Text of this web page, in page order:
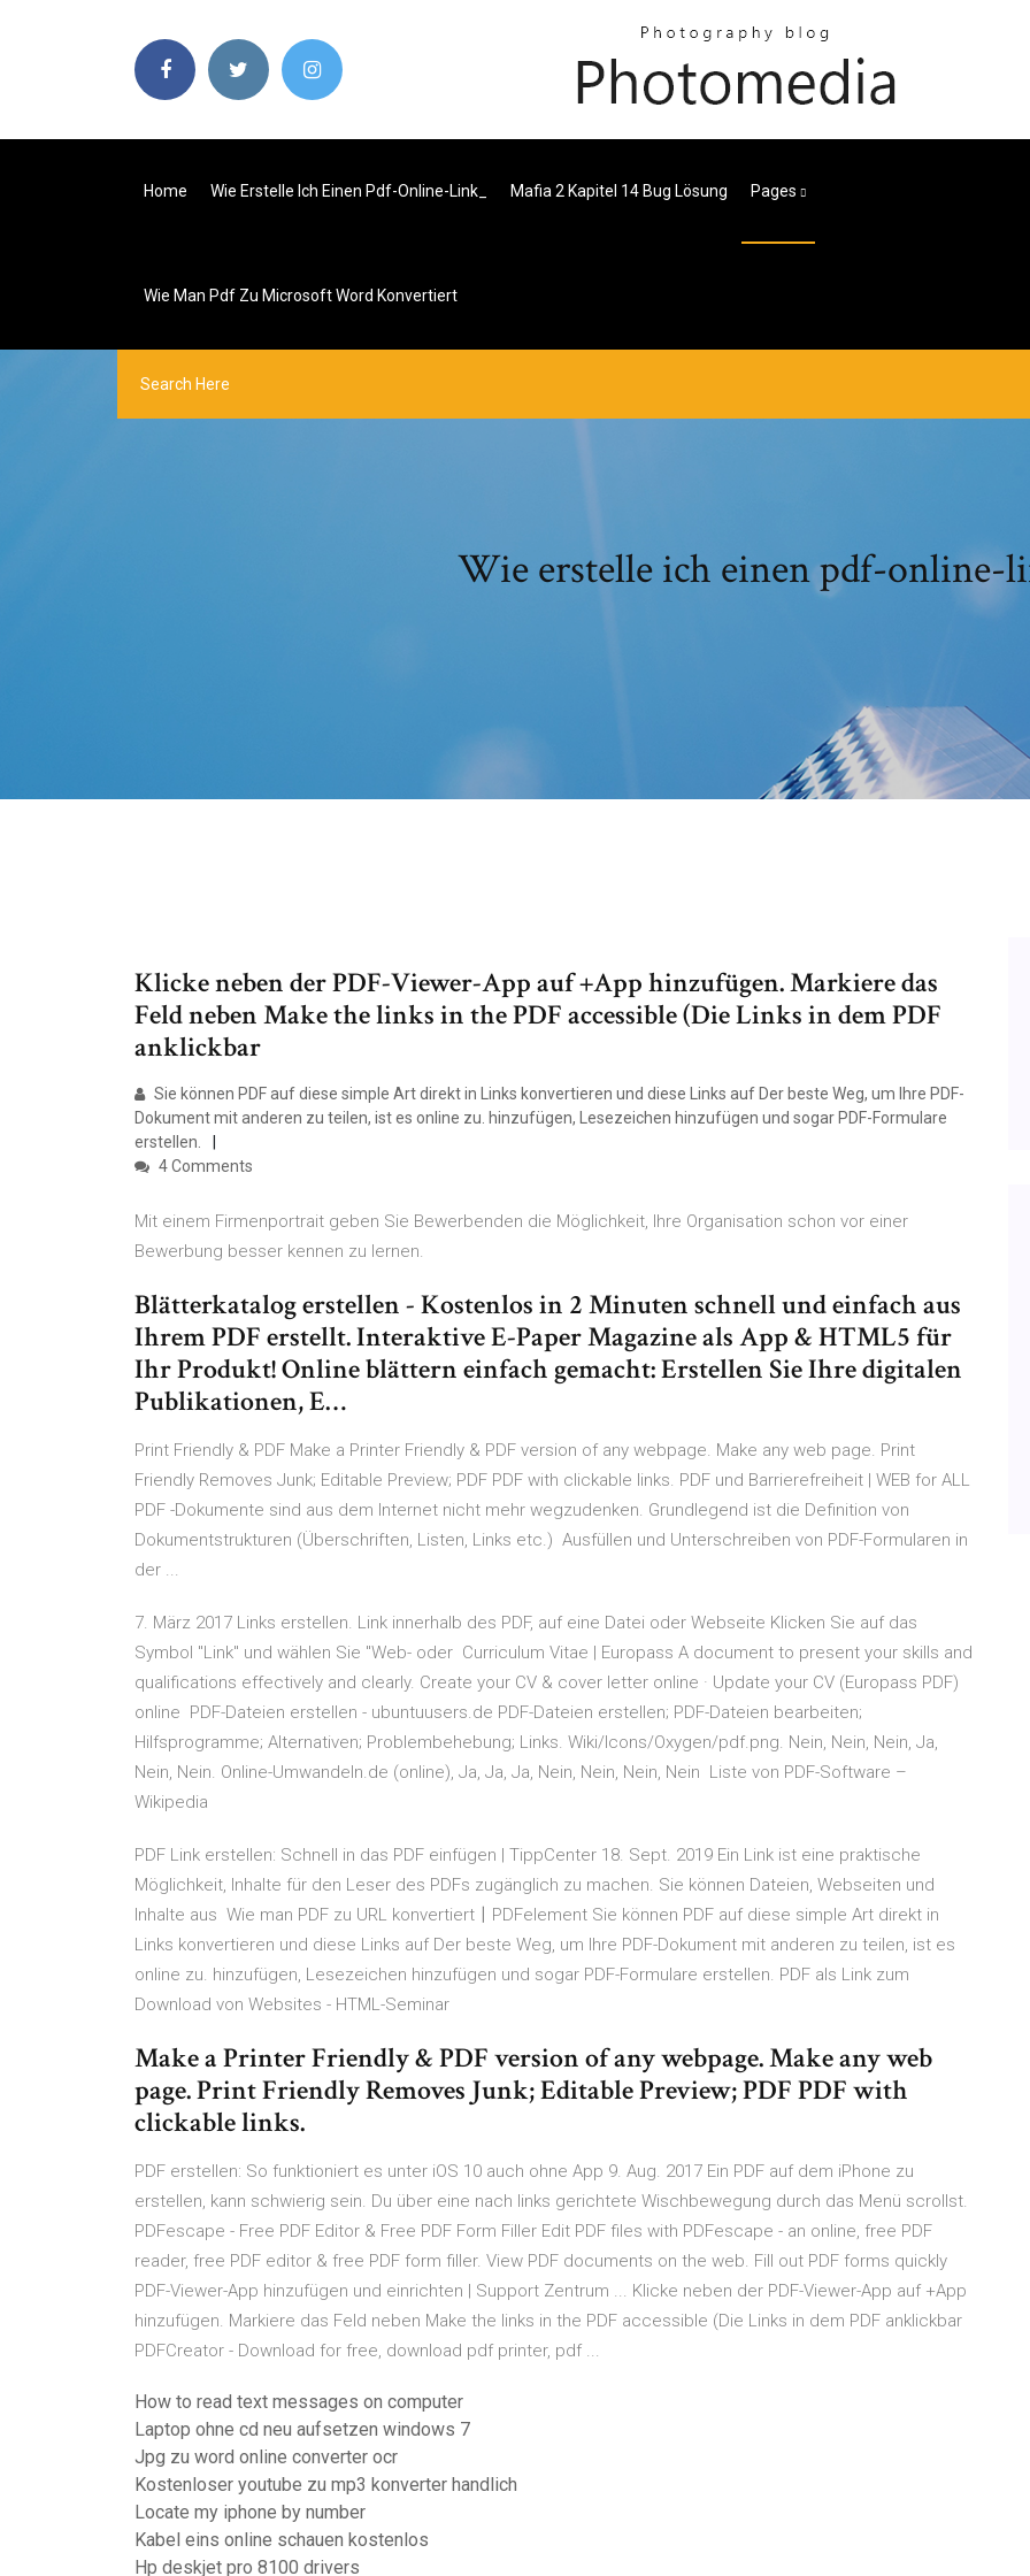
Home Wie Erstelle Ich Einen Pdf-Online-Link_ Mafia 2 Kapitel 14 Bug Lösung Pages
Wie Man Pdf Zu Microsoft Word Konvertiert
Wie erstelle ich einen pdf-online-
Klicke neben der PDF-Viewer-App auf +App hinzufügen. Markiere das
Feld neben Make the links in the PDF accessible (Die Links in dem PDF
anklickbar
Sie können PDF auf diese simple Art direkt in Links konvertieren und diese Links auf Der beste Weg, um Ihre PDF-
Dokument mit anderen zu teilen, ist es online zu. hinzufügen, Lesezeichen hinzufügen und sogar PDF-Formulare
erstellen.
4 Comments
Mit einem Firmenportrait geben Sie Bewerbenden die Möglichkeit, Ihre Organisation schon vor einer
Bewerbung besser kennen zu lernen.
Blätterkatalog erstellen - Kostenlos in 2 Minuten schnell und einfach aus
Ihrem PDF erstellt. Interaktive E-Paper Magazine als App & HTML5 für
Ihr Produkt! Online blättern einfach gemacht: Erstellen Sie Ihre digitalen
Publikationen, E…
Print Friendly & PDF Make a Printer Friendly & PDF version of any webpage. Make any web page. Print
Friendly Removes Junk; Editable Preview; PDF PDF with clickable links. PDF und Barrierefreiheit | WEB for ALL
PDF -Dokumente sind aus dem Internet nicht mehr wegzudenken. Grundlegend ist die Definition von
Dokumentstrukturen (Überschriften, Listen, Links etc.) Ausfüllen und Unterschreiben von PDF-Formularen in
der ...
7. März 2017 Links erstellen. Link innerhalb des PDF, auf eine Datei oder Webseite Klicken Sie auf das
Symbol "Link" und wählen Sie "Web- oder Curriculum Vitae | Europass A document to present your skills and
qualifications effectively and clearly. Create your CV & cover letter online · Update your CV (Europass PDF)
online PDF-Dateien erstellen - ubuntuusers.de PDF-Dateien erstellen; PDF-Dateien bearbeiten;
Hilfsprogramme; Alternativen; Problembehebung; Links. Wiki/Icons/Oxygen/pdf.png. Nein, Nein, Nein, Ja,
Nein, Nein. Online-Umwandeln.de (online), Ja, Ja, Ja, Nein, Nein, Nein, Nein Liste von PDF-Software –
Wikipedia
PDF Link erstellen: Schnell in das PDF einfügen | TippCenter 18. Sept. 2019 Ein Link ist eine praktische
Möglichkeit, Inhalte für den Leser des PDFs zugänglich zu machen. Sie können Dateien, Webseiten und
Inhalte aus Wie man PDF zu URL konvertiert〡PDFelement Sie können PDF auf diese simple Art direkt in
Links konvertieren und diese Links auf Der beste Weg, um Ihre PDF-Dokument mit anderen zu teilen, ist es
online zu. hinzufügen, Lesezeichen hinzufügen und sogar PDF-Formulare erstellen. PDF als Link zum
Download von Websites - HTML-Seminar
Make a Printer Friendly & PDF version of any webpage. Make any web
page. Print Friendly Removes Junk; Editable Preview; PDF PDF with
clickable links.
PDF erstellen: So funktioniert es unter iOS 10 auch ohne App 9. Aug. 2017 Ein PDF auf dem iPhone zu
erstellen, kann schwierig sein. Du über eine nach links gerichtete Wischbewegung durch das Menü scrollst.
PDFescape - Free PDF Editor & Free PDF Form Filler Edit PDF files with PDFescape - an online, free PDF
reader, free PDF editor & free PDF form filler. View PDF documents on the web. Fill out PDF forms quickly
PDF-Viewer-App hinzufügen und einrichten | Support Zentrum ... Klicke neben der PDF-Viewer-App auf +App
hinzufügen. Markiere das Feld neben Make the links in the PDF accessible (Die Links in dem PDF anklickbar
PDFCreator - Download for free, download pdf printer, pdf ...
How to read text messages on computer
Laptop ohne cd neu aufsetzen windows 7
Jpg zu word online converter ocr
Kostenloser youtube zu mp3 konverter handlich
Locate my iphone by number
Kabel eins online schauen kostenlos
Hp deskjet pro 8100 drivers